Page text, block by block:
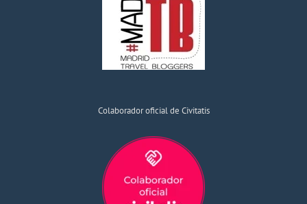
Colaborador oficial de Civitatis